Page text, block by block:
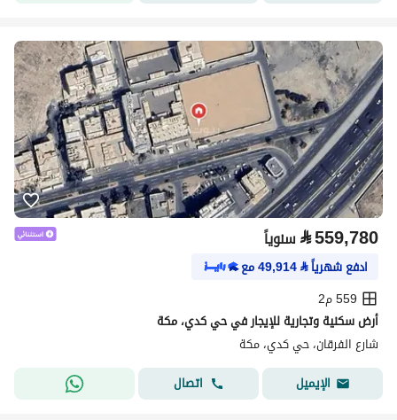
⃁559,780 سنوياً
ادفع شهرياً⃁
49,914مع
559 م2
أرض سكنية وتجارية للإيجار في حي كدي، مكة
شارع الفرقان، حي كدي، مكة
الإيميل
اتصال